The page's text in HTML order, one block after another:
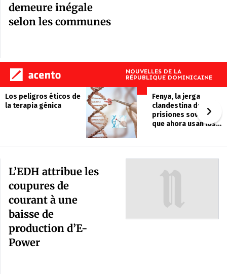
demeure inégale
selon les communes
L’EDH attribue les
coupures de
courant à une
baisse de
production d’E-
Power